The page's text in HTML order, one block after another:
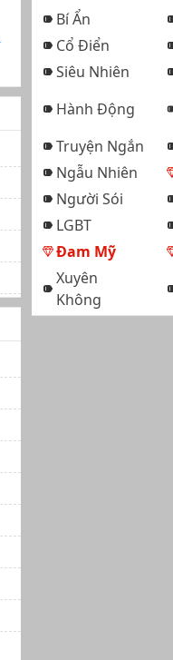
Bí Ẩn
Cổ Điển
Siêu Nhiên
Hành Động
Truyện Ngắn
Ngẫu Nhiên
Người Sói
LGBT
Đam Mỹ
Xuyên
Không